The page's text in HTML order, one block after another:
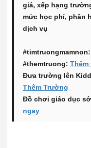
giá, xếp hạng
mức học phí, phân
dịch vụ
#timtruongmamnon:
#themtruong:
Đưa trường lên
Thêm Trường
Đồ chơi giáo dục
ngay